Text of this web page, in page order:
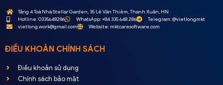
Tầng 4 Toà Nhà Stellar Garden, 35 Lê Văn Thiêm, Thanh Xuân, HN
Hotline: 0335648286
WhatsApp: +84 335 648 286
Telegram: @vietlongmkt
vietlong.work@gmail.com
Website: mktcaresoftware.com
ĐIỀU KHOẢN CHÍNH SÁCH
Điều khoản sử dụng
Chính sách bảo mật